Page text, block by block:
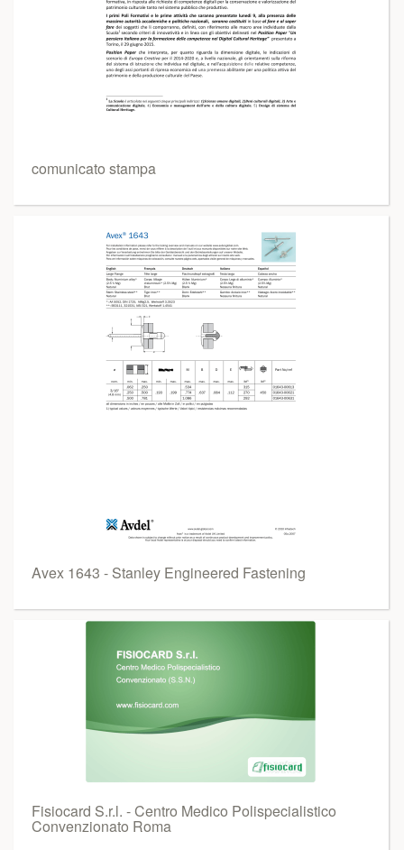
comunicato stampa
Avex 1643 - Stanley Engineered Fastening
Fisiocard S.r.l. - Centro Medico Polispecialistico
Convenzionato Roma